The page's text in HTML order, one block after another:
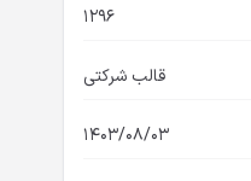
1296
قالب شرکتی
1403/08/03